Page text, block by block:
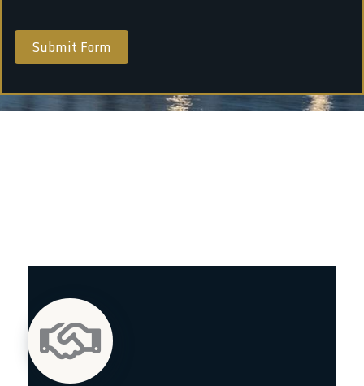
Submit Form